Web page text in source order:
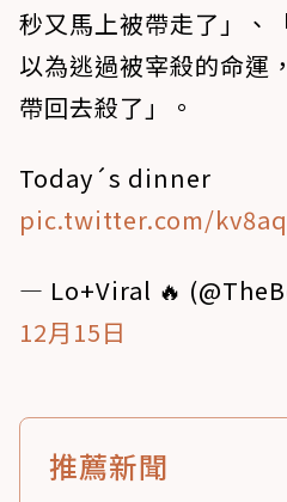
秒又馬上被帶走了」、
以為逃過被宰殺的命運
帶回去殺了」。
Today´s dinner
pic.twitter.com/
— Lo+Viral 🔥
12月15日
推薦新聞